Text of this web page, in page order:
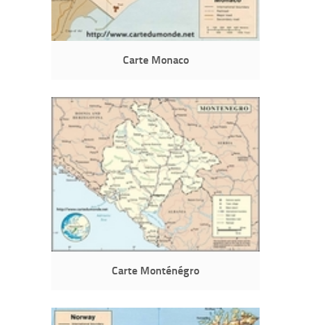
Carte Monaco
Carte Monténégro